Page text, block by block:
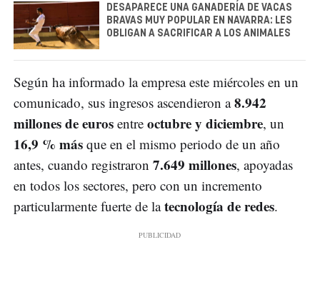
DESAPARECE UNA GANADERÍA DE VACAS
BRAVAS MUY POPULAR EN NAVARRA: LES
OBLIGAN A SACRIFICAR A LOS ANIMALES
Según ha informado la empresa este miércoles en un
comunicado, sus ingresos ascendieron a8.942
millones de euros entre octubre y diciembre, un
16,9 % más que en el mismo periodo de un año
antes, cuando registraron 7.649 millones, apoyadas
en todos los sectores, pero con un incremento
particularmente fuerte de latecnología de redes.